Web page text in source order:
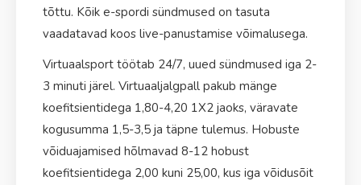
tõttu. Kõik e-spordi sündmused on tasuta
vaadatavad koos live-panustamise võimalusega.
Virtuaalsport töötab 24/7, uued sündmused iga 2-
3 minuti järel. Virtuaaljalgpall pakub mänge
koefitsientidega 1,80-4,20 1X2 jaoks, väravate
kogusumma 1,5-3,5 ja täpne tulemus. Hobuste
võiduajamised hõlmavad 8-12 hobust
koefitsientidega 2,00 kuni 25,00, kus iga võidusõit